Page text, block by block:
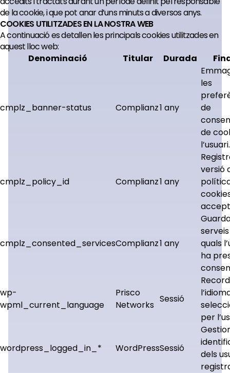
de la cookie, i que pot anar d’uns minuts a diversos anys.
COOKIES UTILITZADES EN LA NOSTRA WEB
A continuació es detallen les principals cookies utilitzades en
aquest lloc web:
Denominació
Titular Durada
cmplz_banner-status Complianz1 any
les
de
de
l’usuari.
cmplz_policy_id Complianz1 any
versió
cmplz_consented_servicesComplianz1 any
quals
ha
wp-
wpml_current_language
Prisco
Networks
Sessió
per
wordpress_logged_in_* WordPressSessió
dels